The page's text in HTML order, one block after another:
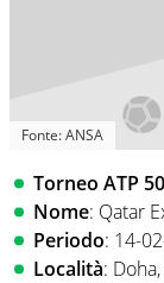
Fonte: ANSA
Torneo ATP
Nome: Qatar
Periodo: 14-
Località: